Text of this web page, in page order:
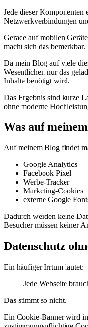
Jede dieser Komponenten
Netzwerkverbindungen
Gerade auf mobilen
macht sich das bemerkbar.
Da mein Blog auf viele
Wesentlichen nur das
Inhalte benötigt wird.
Das Ergebnis sind kurze
ohne moderne
Was auf
Auf meinem Blog findet
Google Analytics
Facebook Pixel
Werbe-Tracker
Marketing-Cookies
externe Google
Dadurch werden keine
Besucher müssen keiner
Datenschutz
Ein häufiger Irrtum lautet:
Jede Webseite
Das stimmt so nicht.
Ein Cookie-Banner wird